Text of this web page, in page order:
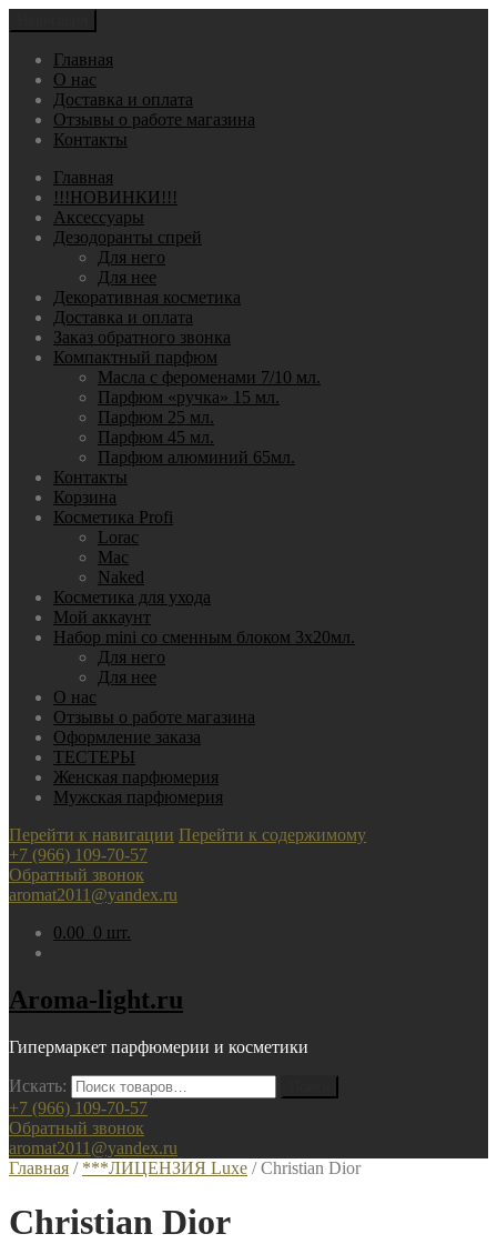
Главная
О нас
Доставка и оплата
Отзывы о работе магазина
Контакты
Главная
!!!НОВИНКИ!!!
Аксессуары
Дезодоранты спрей
Для него
Для нее
Декоративная косметика
Доставка и оплата
Заказ обратного звонка
Компактный парфюм
Масла с фероменами 7/10 мл.
Парфюм «ручка» 15 мл.
Парфюм 25 мл.
Парфюм 45 мл.
Парфюм алюминий 65мл.
Контакты
Корзина
Косметика Profi
Lorac
Mac
Nаked
Косметика для ухода
Мой аккаунт
Набор mini со сменным блоком 3х20мл.
Для него
Для нее
О нас
Отзывы о работе магазина
Оформление заказа
ТЕСТЕРЫ
Женская парфюмерия
Мужская парфюмерия
Перейти к навигации Перейти к содержимому
+7 (966) 109-70-57
Обратный звонок
aromat2011@yandex.ru
0.00 0 шт.
Aroma-light.ru
Гипермаркет парфюмерии и косметики
Искать:
+7 (966) 109-70-57
Обратный звонок
aromat2011@yandex.ru
Главная / ***ЛИЦЕНЗИЯ Luxe / Christian Dior
Christian Dior